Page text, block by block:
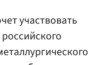
участвовать